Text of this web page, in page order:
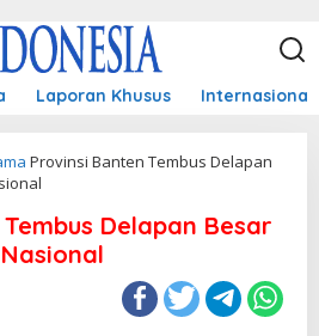
Laporan Khusus Internasional
Provinsi Banten Tembus Delapan
Delapan Besar